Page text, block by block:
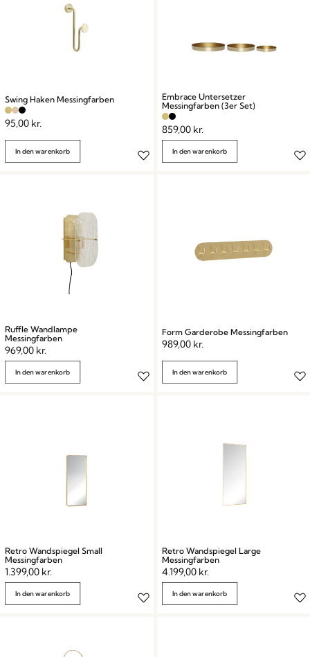
Swing Haken Messingfarben
95,00 kr.
In den warenkorb
Embrace Untersetzer
Messingfarben (3er Set)
859,00 kr.
In den warenkorb
Ruffle Wandlampe
Messingfarben
969,00 kr.
In den warenkorb
Form Garderobe Messingfarben
989,00 kr.
In den warenkorb
Retro Wandspiegel Small
Messingfarben
1.399,00 kr.
In den warenkorb
Retro Wandspiegel Large
Messingfarben
4.199,00 kr.
In den warenkorb